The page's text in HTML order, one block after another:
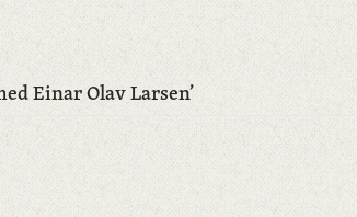
Einar Olav Larsen’